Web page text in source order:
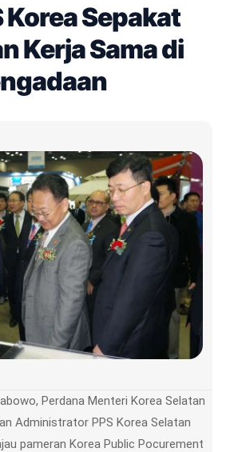
Korea Sepakat
Kerja Sama di
Perdana Menteri Korea Selatan
Administrator PPS Korea Selatan
pameran Korea Public Pocurement